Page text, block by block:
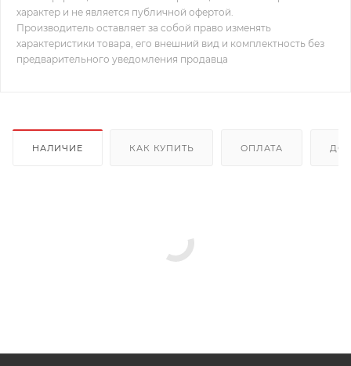
характер и не является публичной офертой.
Производитель оставляет за собой право изменять
характеристики товара, его внешний вид и комплектность без
предварительного уведомления продавца
НАЛИЧИЕ КАК КУПИТЬ ОПЛАТА